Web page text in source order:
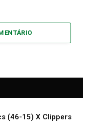
(46-15) X Clippers